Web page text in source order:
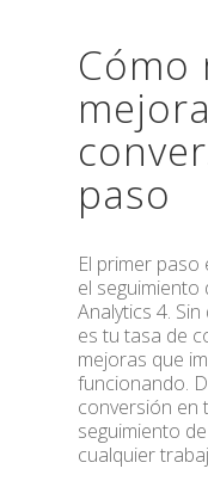
Cómo
paso
El primer
el
Analytics 4.
es tu tasa de
mejoras que
funcionando.
conversión en
seguimiento
cualquier